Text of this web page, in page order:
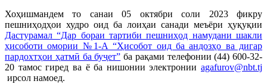
Хоҳишмандем то санаи 05 октябри соли 2023 фикру
пешниҳодҳои худро оид ба лоиҳаи санади меъёри ҳуқуқии
Дастурамал “Дар бораи тартиби пешниҳод намудани шакли
ҳисоботи омории №1-А “Ҳисобот оид ба андозҳо ва дигар
пардохтҳои ҳатмӣ ба буҷет” ба рақами телефонии (44) 600-32-
20 тамос гиред ва ё ба нишонии электронии agafurov@nbt.tj
ирсол намоед.